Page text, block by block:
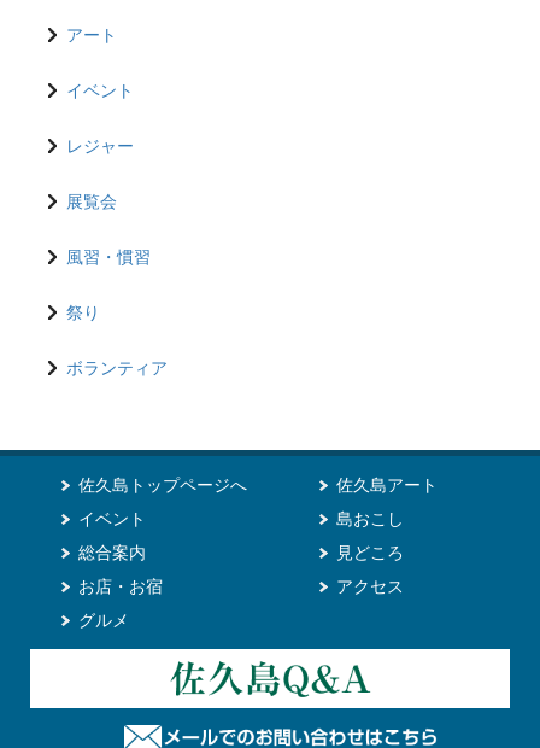
アート
イベント
レジャー
展覧会
風習・慣習
祭り
ボランティア
佐久島トップページへ
イベント
総合案内
お店・お宿
グルメ
佐久島アート
島おこし
見どころ
アクセス